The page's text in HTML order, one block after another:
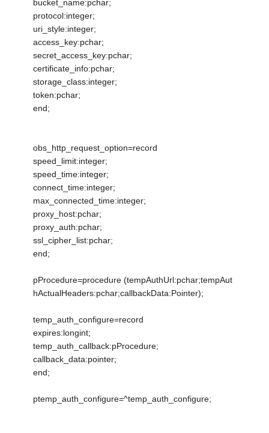
bucket_name:pchar;
protocol:integer;
uri_style:integer;
access_key:pchar;
secret_access_key:pchar;
certificate_info:pchar;
storage_class:integer;
token:pchar;
end;
obs_http_request_option=record
speed_limit:integer;
speed_time:integer;
connect_time:integer;
max_connected_time:integer;
proxy_host:pchar;
proxy_auth:pchar;
ssl_cipher_list:pchar;
end;
pProcedure=procedure (tempAuthUrl:pchar;tempAut
hActualHeaders:pchar;callbackData:Pointer);
temp_auth_configure=record
expires:longint;
temp_auth_callback:pProcedure;
callback_data:pointer;
end;
ptemp_auth_configure=^temp_auth_configure;